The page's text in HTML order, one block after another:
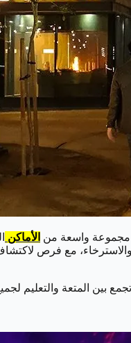
مجموعة واسعة من الأماكن
والاسترخاء، مع فرص
بين المتعة والتعليم